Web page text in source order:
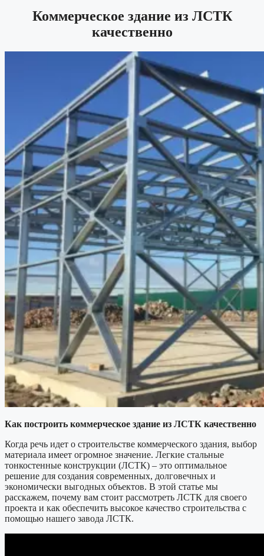
Коммерческое здание из ЛСТК
качественно
Как построить коммерческое здание из ЛСТК качественно
Когда речь идет о строительстве коммерческого здания, выбор
материала имеет огромное значение. Легкие стальные
тонкостенные конструкции (ЛСТК) – это оптимальное
решение для создания современных, долговечных и
экономически выгодных объектов. В этой статье мы
расскажем, почему вам стоит рассмотреть ЛСТК для своего
проекта и как обеспечить высокое качество строительства с
помощью нашего завода ЛСТК.